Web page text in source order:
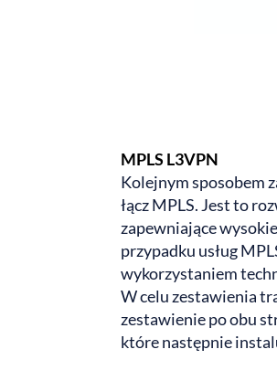
MPLS L3VPN
Kolejnym sposobem
łącz MPLS. Jest to
zapewniające
przypadku usług
wykorzystaniem
W celu zestawienia
zestawienie po obu
które następnie